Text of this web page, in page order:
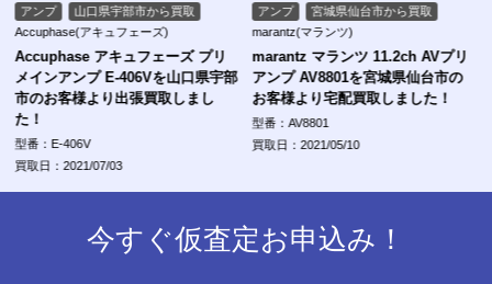
アンプ
山口県宇部市から買取
Accuphase(アキュフェーズ)
Accuphase アキュフェーズ プリ
メインアンプ E-406Vを山口県宇部
市のお客様より出張買取しまし
た！
型番：E-406V
買取日：2021/07/03
アンプ
宮城県仙台市から買取
marantz(マランツ)
marantz マランツ 11.2ch AVプリ
アンプ AV8801を宮城県仙台市の
お客様より宅配買取しました！
型番：AV8801
買取日：2021/05/10
今すぐ仮査定お申込み！